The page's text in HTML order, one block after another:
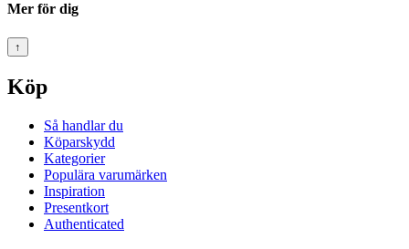
Mer för dig
↑
Köp
Så handlar du
Köparskydd
Kategorier
Populära varumärken
Inspiration
Presentkort
Authenticated